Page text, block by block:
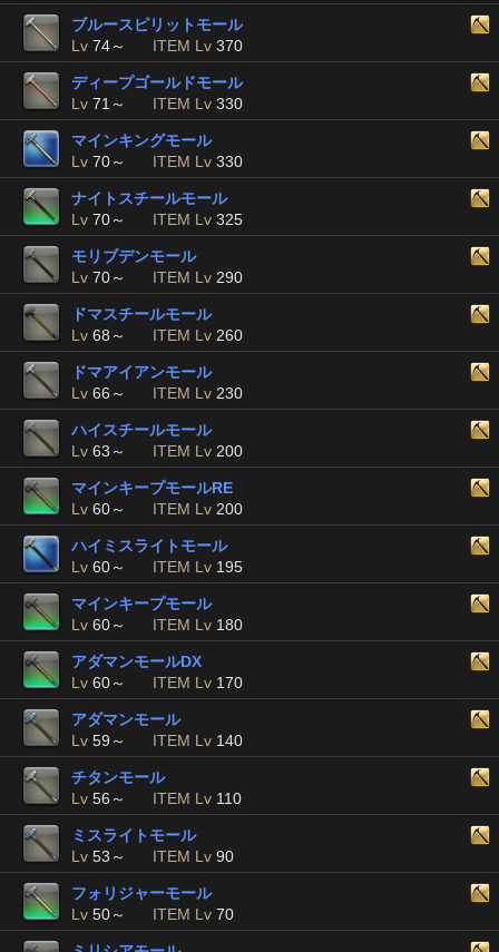
ブルースピリットモール
Lv 74～ ITEM Lv 370
ディープゴールドモール
Lv 71～ ITEM Lv 330
マインキングモール
Lv 70～ ITEM Lv 330
ナイトスチールモール
Lv 70～ ITEM Lv 325
モリブデンモール
Lv 70～ ITEM Lv 290
ドマスチールモール
Lv 68～ ITEM Lv 260
ドマアイアンモール
Lv 66～ ITEM Lv 230
ハイスチールモール
Lv 63～ ITEM Lv 200
マインキープモールRE
Lv 60～ ITEM Lv 200
ハイミスライトモール
Lv 60～ ITEM Lv 195
マインキープモール
Lv 60～ ITEM Lv 180
アダマンモールDX
Lv 60～ ITEM Lv 170
アダマンモール
Lv 59～ ITEM Lv 140
チタンモール
Lv 56～ ITEM Lv 110
ミスライトモール
Lv 53～ ITEM Lv 90
フォリジャーモール
Lv 50～ ITEM Lv 70